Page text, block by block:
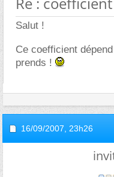
Salut !
Ce coefficient
prends !
16/09/2007, 23h26